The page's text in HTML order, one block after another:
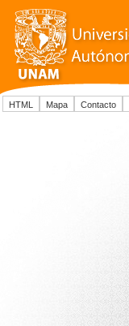
HTML Mapa Contacto